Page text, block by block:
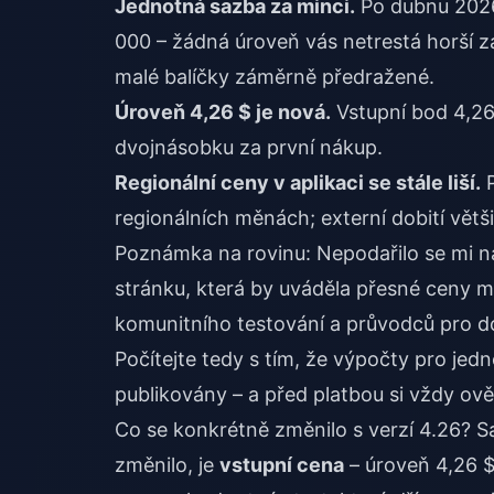
Jednotná sazba za minci. Po dubnu
000 – žádná úroveň vás netrestá horší
malé balíčky záměrně předražené.
Úroveň 4,26 $ je nová. Vstupní bod
dvojnásobku za první nákup.
Regionální ceny v aplikaci se stále liší.
regionálních měnách; externí dobití
Poznámka na rovinu: Nepodařilo se mi
stránku, která by uváděla přesné ceny
komunitního testování a průvodců pro
Počítejte tedy s tím, že výpočty pro
publikovány – a před platbou si vždy
Co se konkrétně změnilo s verzí 4.26?
změnilo, je vstupní cena – úroveň 4,26